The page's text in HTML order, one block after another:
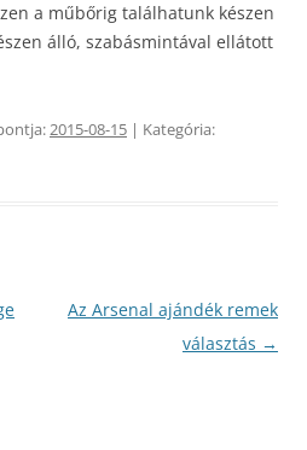
a műbőrig találhatunk készen
álló, szabásmintával ellátott
2015-08-15 | Kategória:
Az Arsenal ajándék remek
választás →